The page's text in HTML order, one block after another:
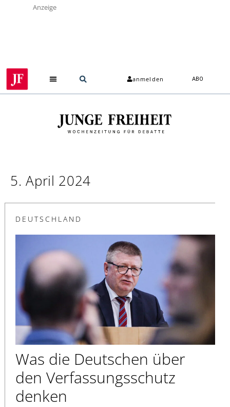
Anzeige
anmelden ABO
5. April 2024
DEUTSCHLAND
Was die Deutschen über
den Verfassungsschutz
denken